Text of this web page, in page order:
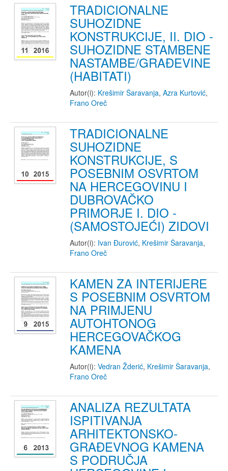
TRADICIONALNE
SUHOZIDNE
KONSTRUKCIJE, II. DIO -
SUHOZIDNE STAMBENE
NASTAMBE/GRAĐEVINE
(HABITATI)
Autor(i): Krešimir Šaravanja, Azra Kurtović,
Frano Oreč
TRADICIONALNE
SUHOZIDNE
KONSTRUKCIJE, S
POSEBNIM OSVRTOM
NA HERCEGOVINU I
DUBROVAČKO
PRIMORJE I. DIO -
(SAMOSTOJEĆI) ZIDOVI
Autor(i): Ivan Đurović, Krešimir Šaravanja,
Frano Oreč
KAMEN ZA INTERIJERE
S POSEBNIM OSVRTOM
NA PRIMJENU
AUTOHTONOG
HERCEGOVAČKOG
KAMENA
Autor(i): Vedran Žderić, Krešimir Šaravanja,
Frano Oreč
ANALIZA REZULTATA
ISPITIVANJA
ARHITEKTONSKO-
GRAĐEVNOG KAMENA
S PODRUČJA